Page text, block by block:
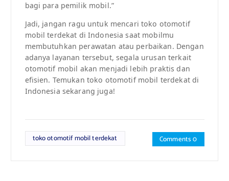
bagi para pemilik mobil.”
Jadi, jangan ragu untuk mencari toko otomotif
mobil terdekat di Indonesia saat mobilmu
membutuhkan perawatan atau perbaikan. Dengan
adanya layanan tersebut, segala urusan terkait
otomotif mobil akan menjadi lebih praktis dan
efisien. Temukan toko otomotif mobil terdekat di
Indonesia sekarang juga!
toko otomotif mobil terdekat Comments 0